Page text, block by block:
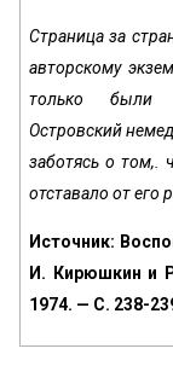
Страница за
авторскому
только были
Островский
заботясь о том,.
отставало от его
Источник:
И. Кирюшкин и
1974. — С. 238-